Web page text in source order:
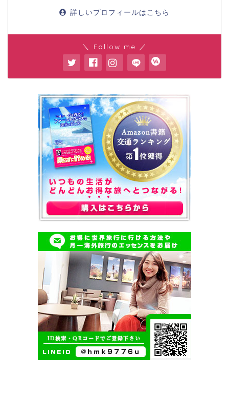
詳しいプロフィールはこちら
＼ Follow me ／